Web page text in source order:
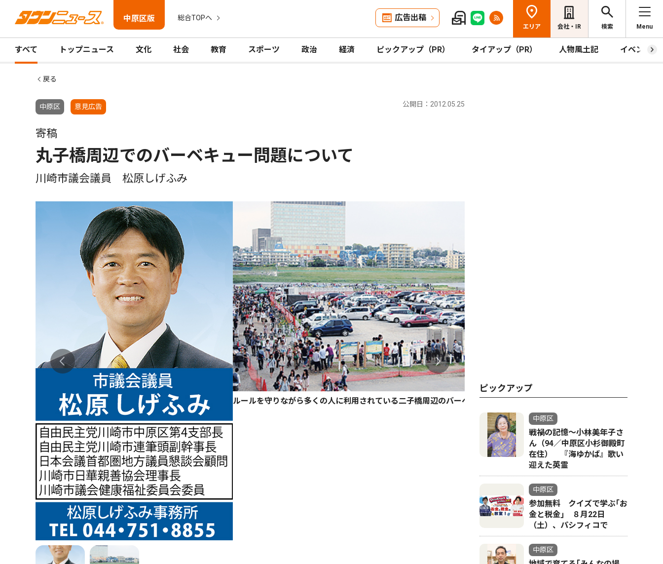
中原区版 総合TOPへ 広告出稿
エリア 会社・IR 検索 Menu
すべて トップニュース 文化 社会 教育 スポーツ 政治 経済 ピックアップ（PR） タイアップ（PR） 人物風土記 イベント
戻る
中原区 意見広告 公開日：2012.05.25
寄稿
丸子橋周辺でのバーベキュー問題について
川崎市議会議員 松原しげふみ
ルールを守りながら多くの人に利用されている二子橋周辺のバーベキュー広場
ピックアップ
中原区
戦禍の記憶〜小林美年子さ
ん（94／中原区小杉御殿町
在住） 『海ゆかば』歌い
迎えた英霊
中原区
参加無料 クイズで学ぶ｢お
金と税金｣ ８月22日
（土）、パシフィコで
中原区